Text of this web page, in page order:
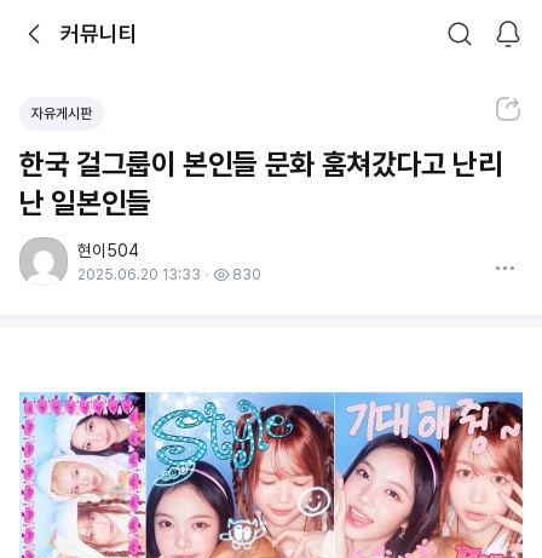
뒤로가기커뮤니티
커뮤니티
검색
알림
공유하기
자유게시판
한국 걸그룹이 본인들 문화 훔쳐갔다고 난리
난 일본인들
현이504
2025.06.20 13:33 830